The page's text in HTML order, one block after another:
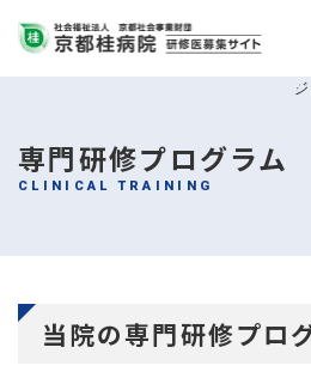
専門研修プログラム
CLINICAL TRAINING
当院の専門研修プロ